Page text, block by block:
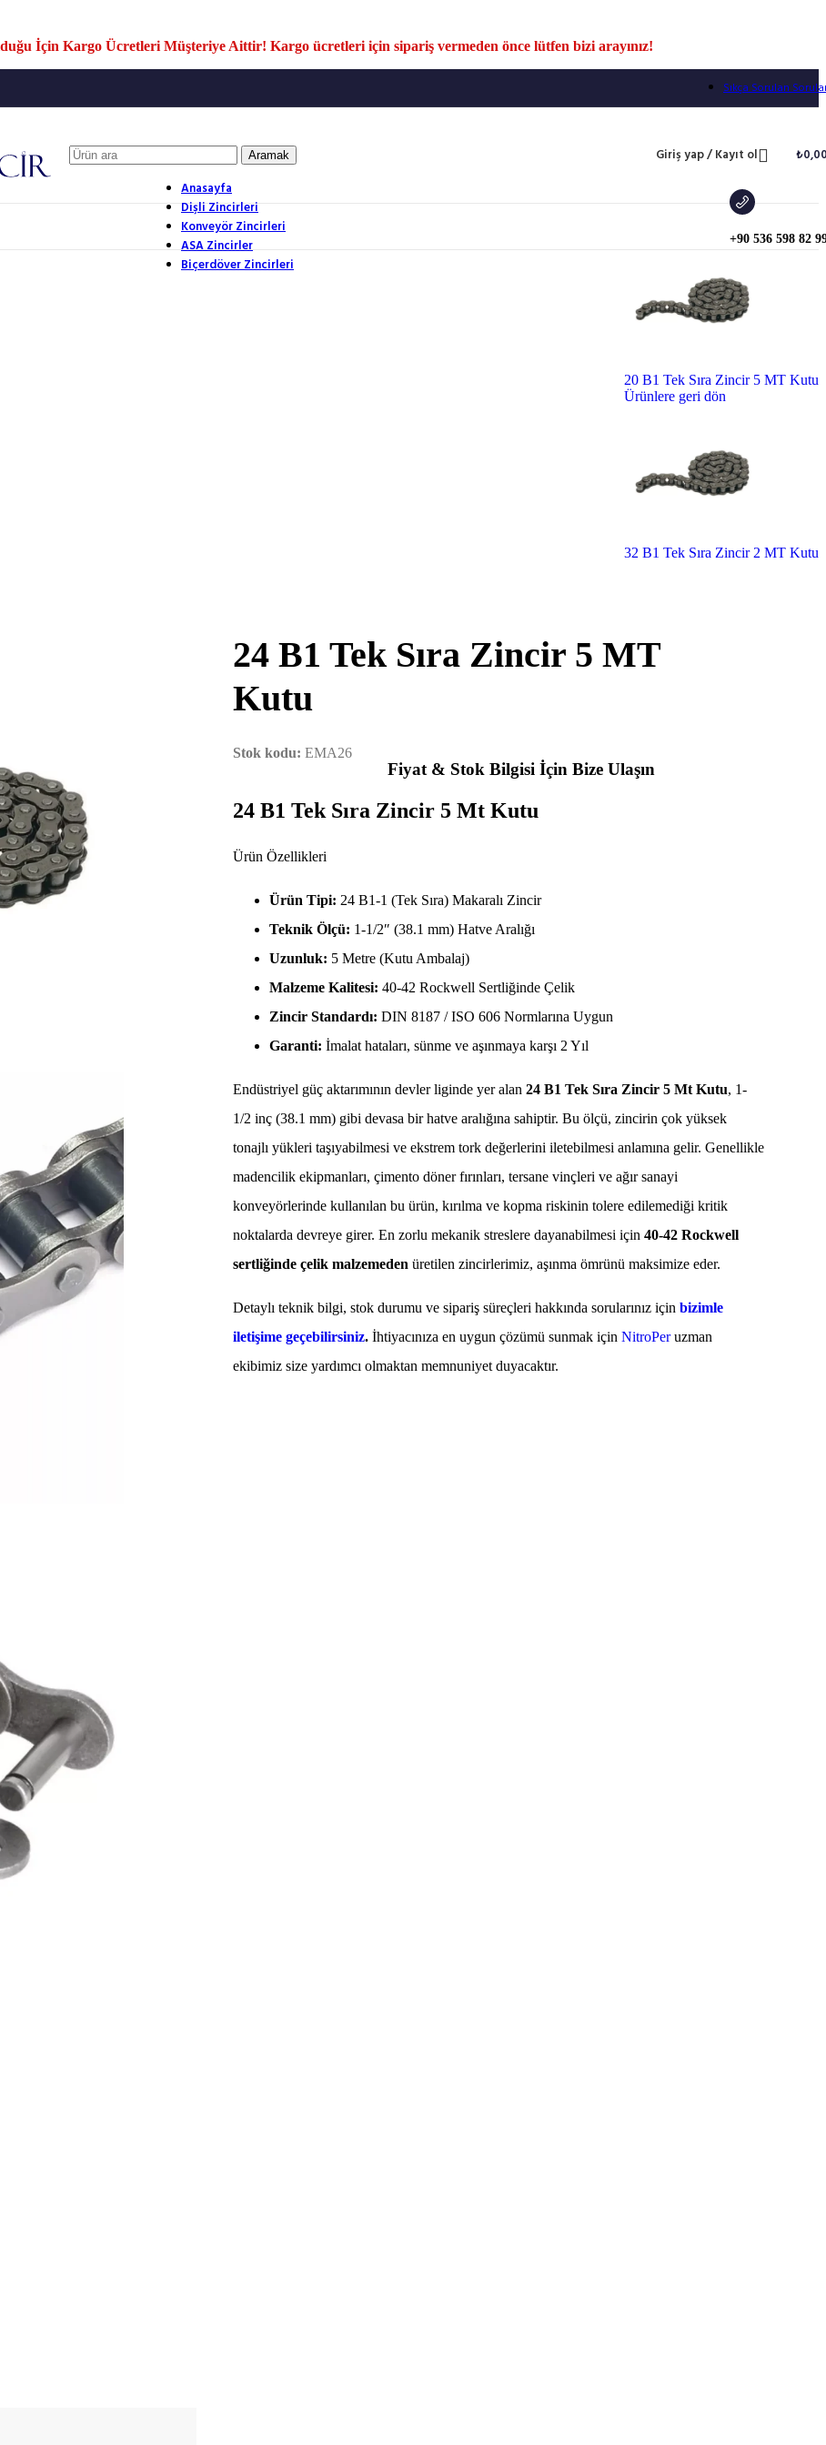
İçin Kargo Ücretleri Müşteriye Aittir! Kargo ücretleri için sipariş vermeden önce lütfen bizi arayınız!
Sıkça Sorulan
Aramak Giriş yap / Kayıt ol ₺
Anasayfa
Dişli Zincirleri
Konveyör Zincirleri
ASA Zincirler
Biçerdöver Zincirleri
+90 536 598 82
20 B1 Tek Sıra Zincir 5 MT Kutu
Ürünlere geri dön
32 B1 Tek Sıra Zincir 2 MT Kutu
24 B1 Tek Sıra Zincir 5 MT
Kutu
Stok kodu: EMA26
Fiyat & Stok Bilgisi İçin Bize Ulaşın
24 B1 Tek Sıra Zincir 5 Mt Kutu
Ürün Özellikleri
Ürün Tipi: 24 B1-1 (Tek Sıra) Makaralı Zincir
Teknik Ölçü: 1-1/2″ (38.1 mm) Hatve Aralığı
Uzunluk: 5 Metre (Kutu Ambalaj)
Malzeme Kalitesi: 40-42 Rockwell Sertliğinde Çelik
Zincir Standardı: DIN 8187 / ISO 606 Normlarına Uygun
Garanti: İmalat hataları, sünme ve aşınmaya karşı 2 Yıl
Endüstriyel güç aktarımının devler liginde yer alan 24 B1 Tek Sıra Zincir 5 Mt Kutu, 1-
1/2 inç (38.1 mm) gibi devasa bir hatve aralığına sahiptir. Bu ölçü, zincirin çok yüksek
tonajlı yükleri taşıyabilmesi ve ekstrem tork değerlerini iletebilmesi anlamına gelir. Genellikle
madencilik ekipmanları, çimento döner fırınları, tersane vinçleri ve ağır sanayi
konveyörlerinde kullanılan bu ürün, kırılma ve kopma riskinin tolere edilemediği kritik
noktalarda devreye girer. En zorlu mekanik streslere dayanabilmesi için 40-42 Rockwell
sertliğinde çelik malzemeden üretilen zincirlerimiz, aşınma ömrünü maksimize eder.
Detaylı teknik bilgi, stok durumu ve sipariş süreçleri hakkında sorularınız için bizimle
iletişime geçebilirsiniz. İhtiyacınıza en uygun çözümü sunmak için NitroPeruzman
ekibimiz size yardımcı olmaktan memnuniyet duyacaktır.